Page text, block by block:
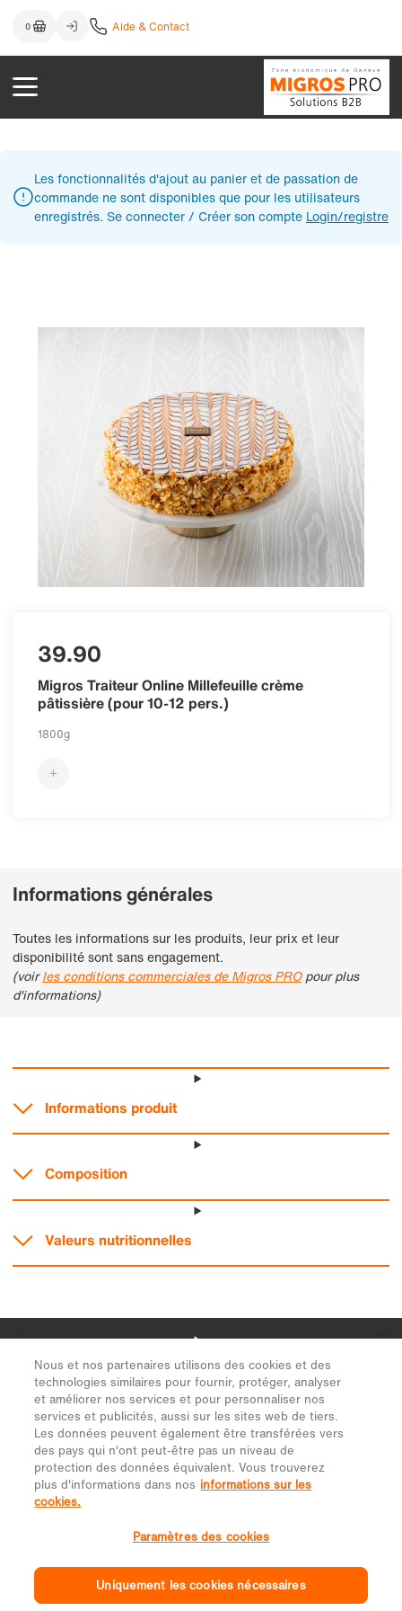
Nous et nos partenaires utilisons des cookies et des
technologies similaires pour fournir, protéger, analyser
et améliorer nos services et pour personnaliser nos
services et publicités, aussi sur les sites web de tiers.
Les données peuvent également être transférées vers
des pays qui n'ont peut-être pas un niveau de
protection des données équivalent. Vous trouverez
plus d'informations dans nos informations sur les
cookies.
Paramètres des cookies
Uniquement les cookies nécessaires